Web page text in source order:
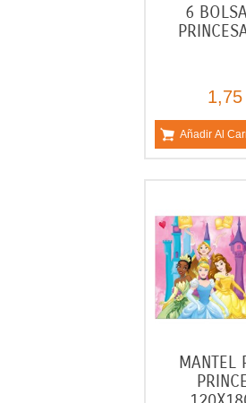
6
1,75
Añadir Al
MANTEL